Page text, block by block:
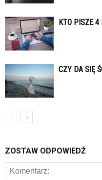
KTO PISZE 4
CZY DA SIĘ
ZOSTAW ODPOWIEDŹ